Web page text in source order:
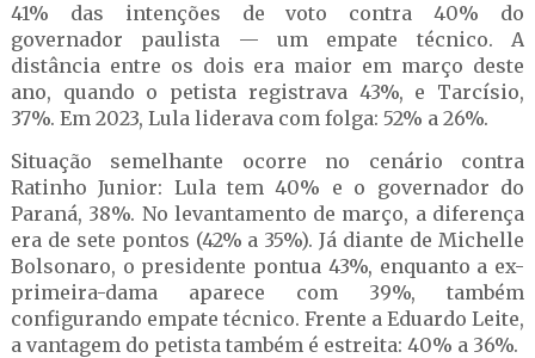
41% das intenções de voto contra 40% do
governador paulista — um empate técnico. A
distância entre os dois era maior em março deste
ano, quando o petista registrava 43%, e Tarcísio,
37%. Em 2023, Lula liderava com folga: 52% a 26%.
Situação semelhante ocorre no cenário contra
Ratinho Junior: Lula tem 40% e o governador do
Paraná, 38%. No levantamento de março, a diferença
era de sete pontos (42% a 35%). Já diante de Michelle
Bolsonaro, o presidente pontua 43%, enquanto a ex-
primeira-dama aparece com 39%, também
configurando empate técnico. Frente a Eduardo Leite,
a vantagem do petista também é estreita: 40% a 36%.